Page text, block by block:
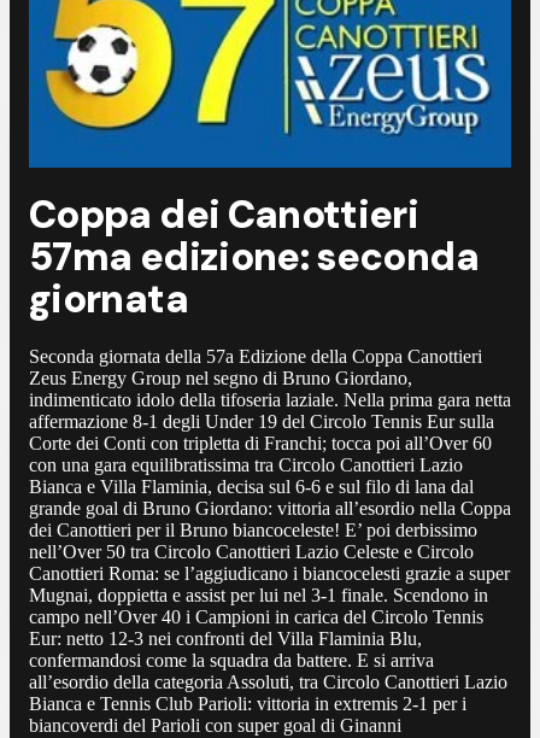
Coppa dei Canottieri
57ma edizione: seconda
giornata
Seconda giornata della 57a Edizione della Coppa Canottieri
Zeus Energy Group nel segno di Bruno Giordano,
indimenticato idolo della tifoseria laziale. Nella prima gara netta
affermazione 8-1 degli Under 19 del Circolo Tennis Eur sulla
Corte dei Conti con tripletta di Franchi; tocca poi all’Over 60
con una gara equilibratissima tra Circolo Canottieri Lazio
Bianca e Villa Flaminia, decisa sul 6-6 e sul filo di lana dal
grande goal di Bruno Giordano: vittoria all’esordio nella Coppa
dei Canottieri per il Bruno biancoceleste! E’ poi derbissimo
nell’Over 50 tra Circolo Canottieri Lazio Celeste e Circolo
Canottieri Roma: se l’aggiudicano i biancocelesti grazie a super
Mugnai, doppietta e assist per lui nel 3-1 finale. Scendono in
campo nell’Over 40 i Campioni in carica del Circolo Tennis
Eur: netto 12-3 nei confronti del Villa Flaminia Blu,
confermandosi come la squadra da battere. E si arriva
all’esordio della categoria Assoluti, tra Circolo Canottieri Lazio
Bianca e Tennis Club Parioli: vittoria in extremis 2-1 per i
biancoverdi del Parioli con super goal di Ginanni